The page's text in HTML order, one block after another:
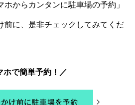
ホからカンタンに駐車場の予約」
前に、是非チェックしてみてくだ
ホで簡単予約！／